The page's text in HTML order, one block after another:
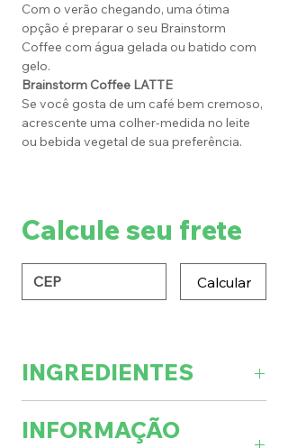
Com o verão chegando, uma ótima
opção é preparar o seu Brainstorm
Coffee com água gelada ou batido com
gelo.
Brainstorm Coffee LATTE
Se você gosta de um café bem cremoso,
acrescente uma colher-medida no leite
ou bebida vegetal de sua preferência.
Calcule seu frete
Calcular
INGREDIENTES
arábica e café verde), triglicerídeos
INFORMAÇÃO